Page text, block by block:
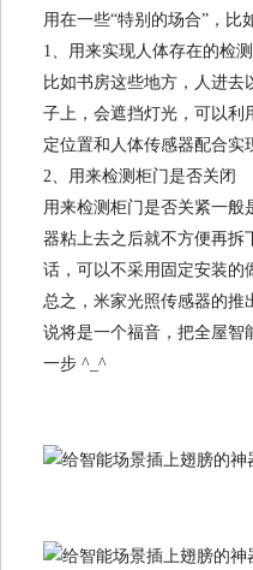
用在一些“特别的场合”，比
1、用来实现人体存在的检测
比如书房这些地方，人进
子上，会遮挡灯光，可以利
定位置和人体传感器配合实
2、用来检测柜门是否关闭
用来检测柜门是否关紧一般
器粘上去之后就不方便再拆
话，可以不采用固定安装的
总之，米家光照传感器的推
说将是一个福音，把全屋智
一步 ^_^